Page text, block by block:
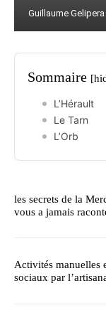
Guillaume Gelipera
Sommaire
L’Hérault
Le Tarn
L’Orb
les secrets de la
vous a jamais
Activités manuelles
sociaux par